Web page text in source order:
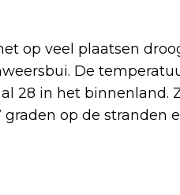
op veel plaatsen
De
28 in het binnenland.
op de stranden